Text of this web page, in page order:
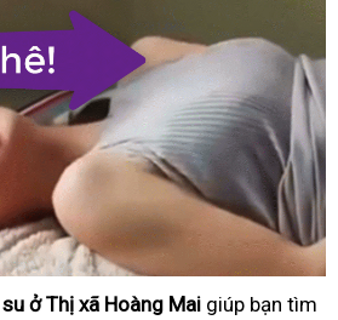
ở Thị xã Hoàng Mai giúp bạn tìm